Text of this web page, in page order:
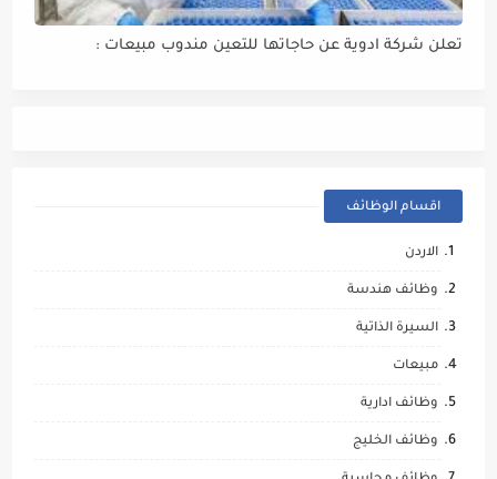
تعلن شركة ادوية عن حاجاتها للتعين مندوب مبيعات :
اقسام الوظائف
الاردن
وظائف هندسة
السيرة الذاتية
مبيعات
وظائف ادارية
وظائف الخليج